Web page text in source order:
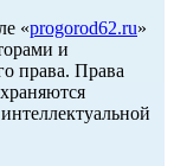
«progorod62.ru»
и
права. Права